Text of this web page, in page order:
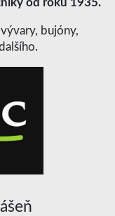
od roku 1935.
bujóny,